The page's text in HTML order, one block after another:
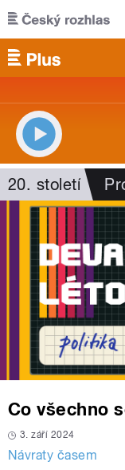
Přejít k hlavnímu
20. století
Co všechno
3. září 2024
Návraty časem